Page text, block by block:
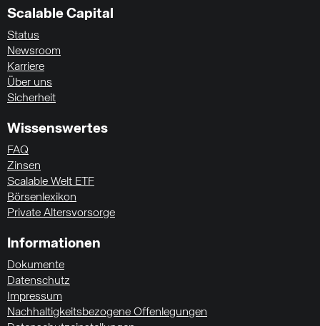
Scalable Capital
Status
Newsroom
Karriere
Über uns
Sicherheit
Wissenswertes
FAQ
Zinsen
Scalable Welt ETF
Börsenlexikon
Private Altersvorsorge
Informationen
Dokumente
Datenschutz
Impressum
Nachhaltigkeitsbezogene Offenlegungen